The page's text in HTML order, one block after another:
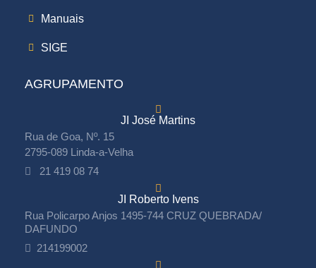
Manuais
SIGE
AGRUPAMENTO
JI José Martins
Rua de Goa, Nº. 15
2795-089 Linda-a-Velha
21 419 08 74
JI Roberto Ivens
Rua Policarpo Anjos 1495-744 CRUZ QUEBRADA/
DAFUNDO
214199002